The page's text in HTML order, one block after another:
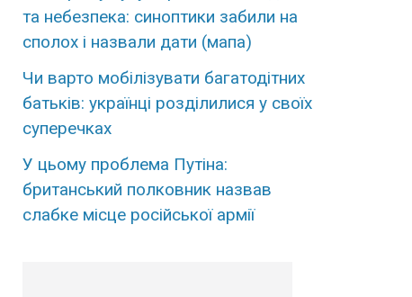
та небезпека: синоптики забили на
сполох і назвали дати (мапа)
Чи варто мобілізувати багатодітних
батьків: українці розділилися у своїх
суперечках
У цьому проблема Путіна:
британський полковник назвав
слабке місце російської армії